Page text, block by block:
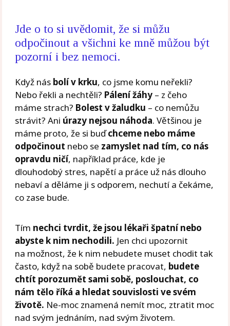
Jde o to si uvědomit, že si můžu
odpočinout a všichni ke mně můžou být
pozorní i bez nemoci.
Když nás bolí v krku, co jsme komu neřekli?
Nebo řekli a nechtěli? Pálení žáhy – z čeho
máme strach? Bolest v žaludku – co nemůžu
strávit? Ani úrazy nejsou náhoda. Většinou je
máme proto, že si buďchceme nebo máme
odpočinout nebo se zamyslet nad tím, co nás
opravdu ničí, například práce, kde je
dlouhodobý stres, napětí a práce už nás dlouho
nebaví a děláme ji s odporem, nechutí a čekáme,
co zase bude.
Tím nechci tvrdit, že jsou lékaři špatnínebo
abyste k nim nechodili. Jen chci upozornit
na možnost, že k nim nebudete muset chodit tak
často, když na sobě budete pracovat, budete
chtít porozumět sami sobě, poslouchat, co
nám tělo říká a hledat souvislosti ve svém
životě. Ne-moc znamená nemít moc, ztratit moc
nad svým jednáním, nad svým životem.